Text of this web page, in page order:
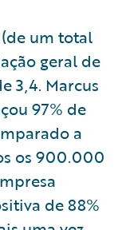
um total
geral de
3,4. Marcus
97% de
a
os 900.000
de 88%